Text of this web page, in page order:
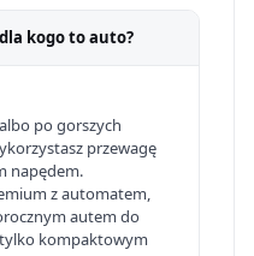
kogo to auto?
po gorszych
przewagę
napędem.
z automatem,
autem do
kompaktowym